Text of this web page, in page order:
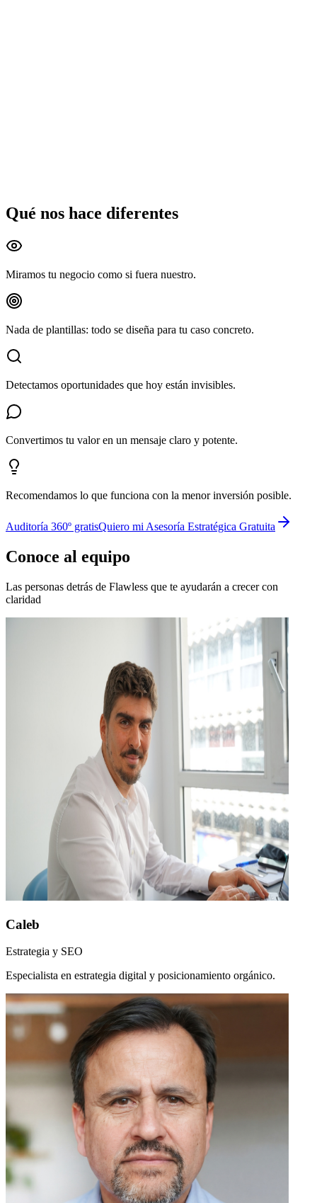
Qué nos hace diferentes
Miramos tu negocio como si fuera nuestro.
Nada de plantillas: todo se diseña para tu caso concreto.
Detectamos oportunidades que hoy están invisibles.
Convertimos tu valor en un mensaje claro y potente.
Recomendamos lo que funciona con la menor inversión posible.
Auditoría 360º gratisQuiero mi Asesoría Estratégica Gratuita
Conoce al equipo
Las personas detrás de Flawless que te ayudarán a crecer con
claridad
Caleb
Estrategia y SEO
Especialista en estrategia digital y posicionamiento orgánico.